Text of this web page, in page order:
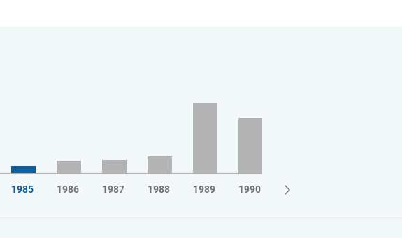
1985 1986 1987 1988 1989 1990